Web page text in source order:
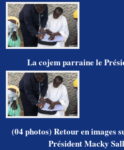
La cojem parraine le
(04 photos) Retour en images
Président Macky